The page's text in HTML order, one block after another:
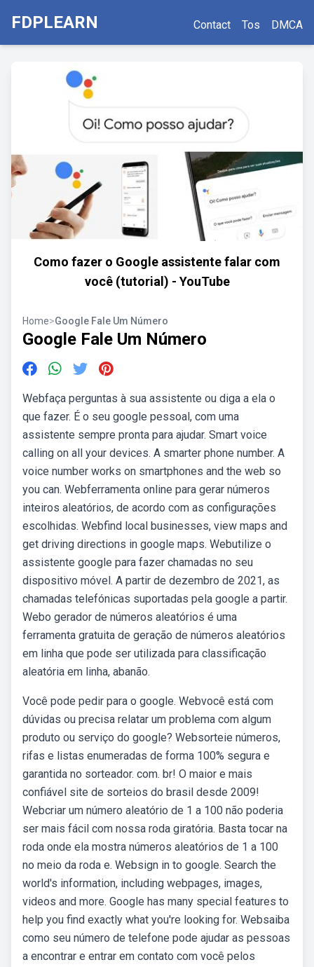
FDPLEARN Contact Tos DMCA
Como fazer o Google assistente falar com
você (tutorial) - YouTube
Home>Google Fale Um Número
Google Fale Um Número
Webfaça perguntas à sua assistente ou diga a ela o
que fazer. É o seu google pessoal, com uma
assistente sempre pronta para ajudar. Smart voice
calling on all your devices. A smarter phone number. A
voice number works on smartphones and the web so
you can. Webferramenta online para gerar números
inteiros aleatórios, de acordo com as configurações
escolhidas. Webfind local businesses, view maps and
get driving directions in google maps. Webutilize o
assistente google para fazer chamadas no seu
dispositivo móvel. A partir de dezembro de 2021, as
chamadas telefónicas suportadas pela google a partir.
Webo gerador de números aleatórios é uma
ferramenta gratuita de geração de números aleatórios
em linha que pode ser utilizada para classificação
aleatória em linha, abanão.
Você pode pedir para o google. Webvocê está com
dúvidas ou precisa relatar um problema com algum
produto ou serviço do google? Websorteie números,
rifas e listas enumeradas de forma 100% segura e
garantida no sorteador. com. br! O maior e mais
confiável site de sorteios do brasil desde 2009!
Webcriar um número aleatório de 1 a 100 não poderia
ser mais fácil com nossa roda giratória. Basta tocar na
roda onde ela mostra números aleatórios de 1 a 100
no meio da roda e. Websign in to google. Search the
world's information, including webpages, images,
videos and more. Google has many special features to
help you find exactly what you're looking for. Websaiba
como seu número de telefone pode ajudar as pessoas
a encontrar e entrar em contato com você pelos